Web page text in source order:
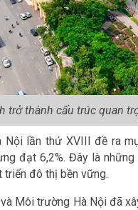
trở thành cấu trúc quan
lần thứ XVIII đề ra
đạt 6,2%. Đây là
triển đô thị bền vững.
Môi trường Hà Nội đã